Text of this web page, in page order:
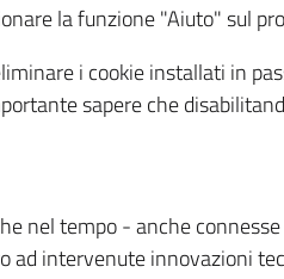
la funzione "Aiuto" sul
i cookie installati in
sapere che
nel tempo - anche
ad intervenute innovazioni